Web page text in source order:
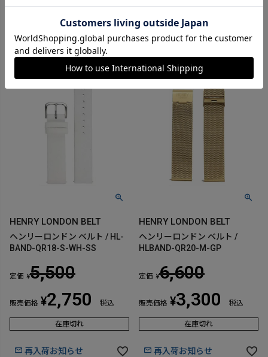
再入荷お知らせ
HENRY LONDON BELT
ヘンリーロンドン ベルト / HL-
BAND-QR18-S-WH-SS
定価 ¥5,500
販売価格 ¥2,750 税込
在庫切れ
再入荷お知らせ
HENRY LONDON BELT
ヘンリーロンドン ベルト /
HLBAND-QR20-M-GP
定価 ¥6,600
販売価格 ¥3,300 税込
在庫切れ
再入荷お知らせ